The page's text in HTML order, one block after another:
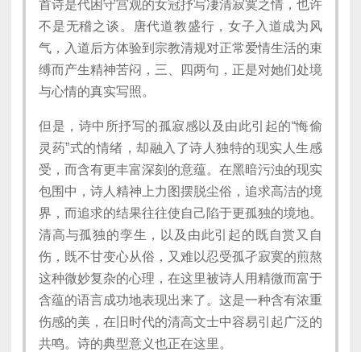
首诗是代困守宫观的女冠抒写凄清寂寞之情，也许
不是无稽之谈。唐代道教盛行，女子入道成为风
气，入道后方体验到宗教清规对正常爱情生活的束
缚而产生精神苦闷，三、四两句，正是对她们处境
与心情的真实写照。
但是，诗中所抒写的孤寂感以及由此引起的“悔偷
灵药”式的情绪，却融入了诗人独特的现实人生感
受，而含有更丰富深刻的意蕴。在黑暗污浊的现实
包围中，诗人精神上力图摆脱尘俗，追求高洁的境
界，而追求的结果往往使自己陷于更孤独的境地。
清高与孤独的孪生，以及由此引起的既自赏又自
伤，既不甘变心从俗，又难以忍受孤孑寂寞的煎熬
这种微妙复杂的心理，在这里被诗人用精微而富于
含蕴的语言成功地表现出来了。这是一种含有浓重
伤感的美，在旧时代的清高文士中容易引起广泛的
共鸣。诗的典型意义也正在这里。